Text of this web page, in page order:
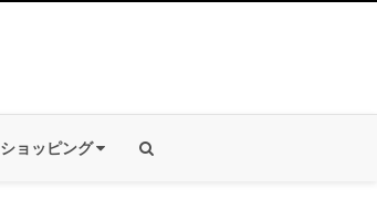
ショッピング